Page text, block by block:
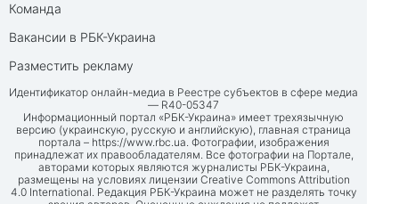
Команда
Вакансии в РБК-Украина
Разместить рекламу
Идентификатор онлайн-медиа в Реестре субъектов в сфере медиа
— R40-05347
Информационный портал «РБК-Украина» имеет трехязычную
версию (украинскую, русскую и английскую), главная страница
портала – https://www.rbc.ua. Фотографии, изображения
принадлежат их правообладателям. Все фотографии на Портале,
авторами которых являются журналисты РБК-Украина,
размещены на условиях лицензии Creative Commons Attribution
4.0 International. Редакция РБК-Украина может не разделять точку